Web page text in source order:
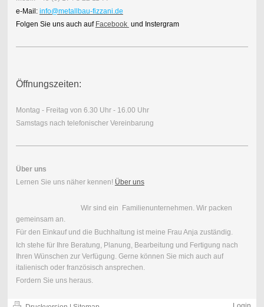
e-Mail: info@metallbau-fizzani.de
Folgen Sie uns auch auf Facebook und Instergram
Öffnungszeiten:
Montag - Freitag von 6.30 Uhr - 16.00 Uhr
Samstags nach telefonischer Vereinbarung
Über uns
Lernen Sie uns näher kennen! Über uns
Wir sind ein Familienunternehmen. Wir packen
gemeinsam an.
Für den Einkauf und die Buchhaltung ist meine Frau Anja zuständig.
Ich stehe für Ihre Beratung, Planung, Bearbeitung und Fertigung nach
Ihren Wünschen zur Verfügung. Gerne können Sie mich auch auf
italienisch oder französisch ansprechen.
Fordern Sie uns heraus.